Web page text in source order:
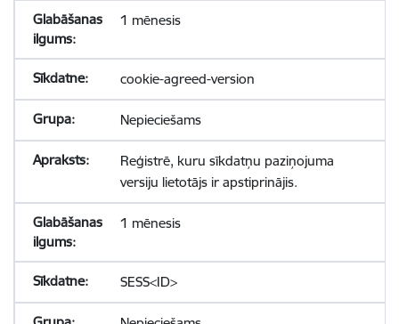
1 mēnesis
cookie-agreed-version
Nepieciešams
Reģistrē, kuru sīkdatņu paziņojuma
versiju lietotājs ir apstiprinājis.
1 mēnesis
SESS<ID>